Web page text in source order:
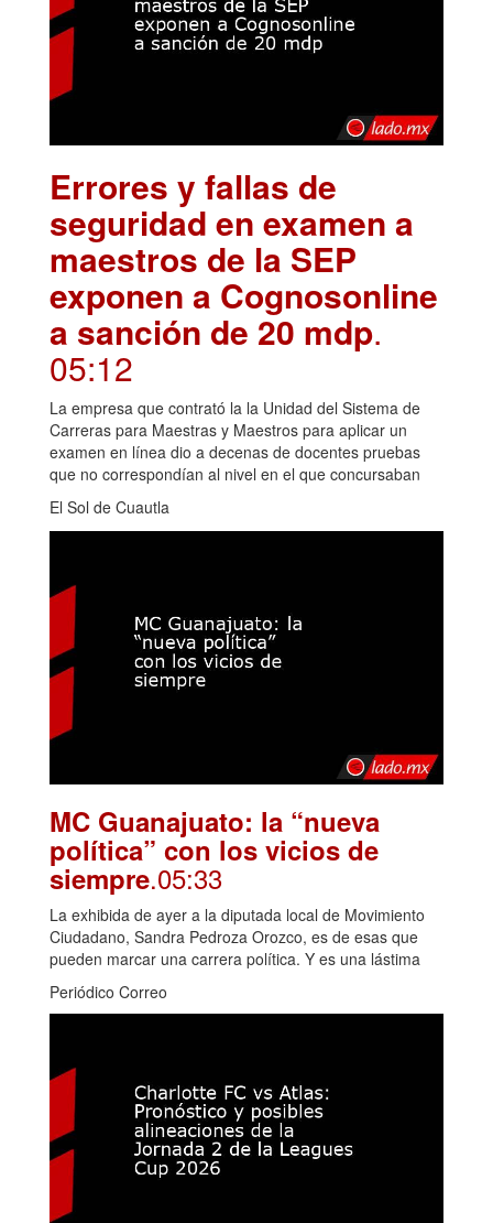
Errores y fallas de
seguridad en examen a
maestros de la SEP
exponen a Cognosonline
a sanción de 20 mdp.
05:12
La empresa que contrató la la Unidad del Sistema de
Carreras para Maestras y Maestros para aplicar un
examen en línea dio a decenas de docentes pruebas
que no correspondían al nivel en el que concursaban
El Sol de Cuautla
MC Guanajuato: la “nueva
política” con los vicios de
siempre.05:33
La exhibida de ayer a la diputada local de Movimiento
Ciudadano, Sandra Pedroza Orozco, es de esas que
pueden marcar una carrera política. Y es una lástima
Periódico Correo